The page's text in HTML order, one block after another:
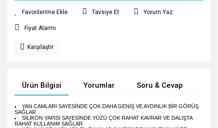
Tavsiye Et Yorum Yaz
Fiyat Alarmı
Karşılaştır
Ürün Bilgisi Yorumlar Soru & Cevap
YAN CAMLARI SAYESİNDE ÇOK DAHA GENİŞ VE AYDINLIK BİR GÖRÜŞ
SAĞLAR
SİLİKON YAPISI SAYESİNDE YÜZÜ ÇOK RAHAT KAVRAR VE DALIŞTA
RAHAT KULLANIM SAĞLAR